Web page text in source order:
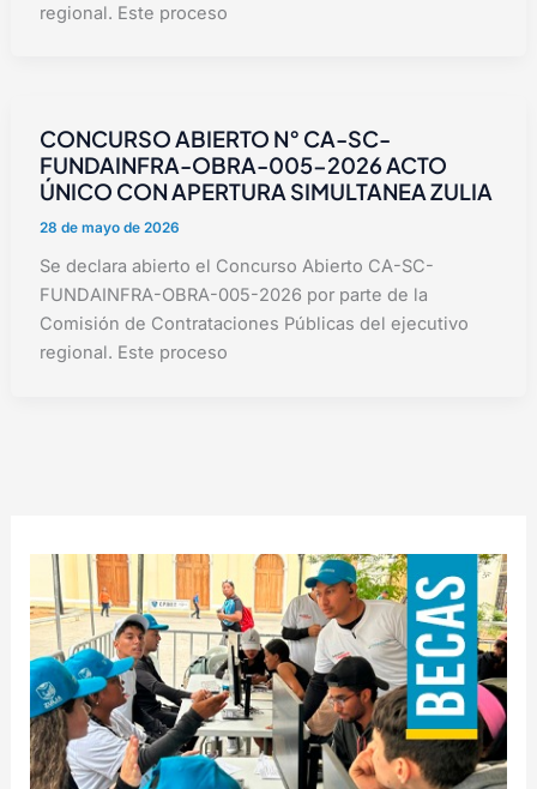
regional. Este proceso
CONCURSO ABIERTO N° CA-SC-
FUNDAINFRA-OBRA-005-2026 ACTO
ÚNICO CON APERTURA SIMULTANEA ZULIA
28 de mayo de 2026
Se declara abierto el Concurso Abierto CA-SC-
FUNDAINFRA-OBRA-005-2026 por parte de la
Comisión de Contrataciones Públicas del ejecutivo
regional. Este proceso